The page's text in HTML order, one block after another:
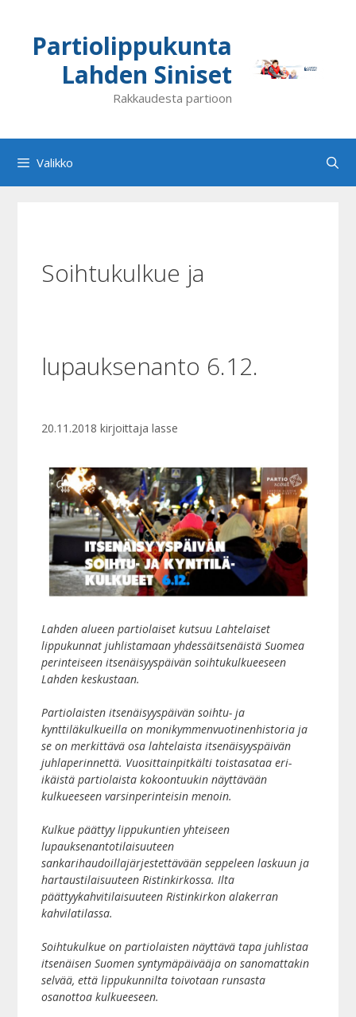
Partiolippukunta
Lahden Siniset
Rakkaudesta partioon
Valikko
Soihtukulkue ja
lupauksenanto 6.12.
20.11.2018 kirjoittajalasse
Lahden alueen partiolaiset kutsuu Lahtelaiset
lippukunnat juhlistamaan yhdessäitsenäistä Suomea
perinteiseen itsenäisyyspäivän soihtukulkueeseen
Lahden keskustaan.
Partiolaisten itsenäisyyspäivän soihtu- ja
kynttiläkulkueilla on monikymmenvuotinenhistoria ja
se on merkittävä osa lahtelaista itsenäisyyspäivän
juhlaperinnettä. Vuosittainpitkälti toistasataa eri-
ikäistä partiolaista kokoontuukin näyttävään
kulkueeseen varsinperinteisin menoin.
Kulkue päättyy lippukuntien yhteiseen
lupauksenantotilaisuuteen
sankarihaudoillajärjestettävään seppeleen laskuun ja
hartaustilaisuuteen Ristinkirkossa. Ilta
päättyykahvitilaisuuteen Ristinkirkon alakerran
kahvilatilassa.
Soihtukulkue on partiolaisten näyttävä tapa juhlistaa
itsenäisen Suomen syntymäpäivääja on sanomattakin
selvää, että lippukunnilta toivotaan runsasta
osanottoa kulkueeseen.